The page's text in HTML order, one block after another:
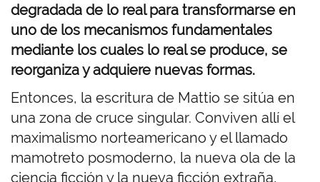
degradada de lo real para transformarse en
uno de los mecanismos fundamentales
mediante los cuales lo real se produce, se
reorganiza y adquiere nuevas formas.
Entonces, la escritura de Mattio se sitúa en
una zona de cruce singular. Conviven allí el
maximalismo norteamericano y el llamado
mamotreto posmoderno, la nueva ola de la
ciencia ficción y la nueva ficción extraña,